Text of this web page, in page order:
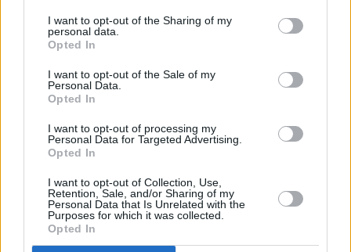
de su consentimiento, pero usted tiene el derecho de
rechazar tal procesamiento. Sus preferencias se aplicarán
cualquier momento entrando de nuevo en este sitio web o
visitando nuestra política de privacidad.
I want to opt-out of the Sharing of my
personal data.
Opted In
I want to opt-out of the Sale of my
Personal Data.
Opted In
I want to opt-out of processing my
Personal Data for Targeted Advertising.
Opted In
I want to opt-out of Collection, Use,
Retention, Sale, and/or Sharing of my
Personal Data that Is Unrelated with the
Purposes for which it was collected.
Opted In